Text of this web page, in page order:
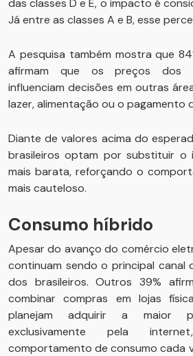
Já entre as classes A e B, esse
A pesquisa também mostra que
afirmam que os preços dos
influenciam decisões em outras
lazer, alimentação ou o pagamento
Diante de valores acima do
brasileiros optam por substituir o
mais barata, reforçando o
mais cauteloso.
Consumo híbrido
Apesar do avanço do comércio
continuam sendo o principal canal
dos brasileiros. Outros 39%
combinar compras em lojas
planejam adquirir a maior
exclusivamente pela
comportamento de consumo cada